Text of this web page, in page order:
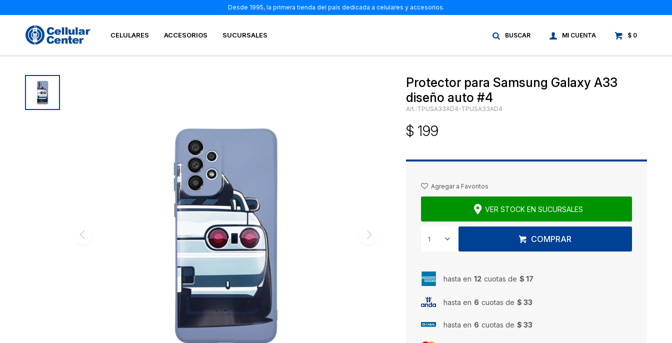
CELULARES ACCESORIOS SUCURSALES $ 0
Desde 1995, la primera tienda del país dedicada a celulares y accesorios.
Protector para Samsung Galaxy A33
diseño auto #4
TPUSA33AD4-TPUSA33AD4
$ 199
VER STOCK EN SUCURSALES
1 COMPRAR
hasta en 12 cuotas de $ 17
hasta en 6 cuotas de $ 33
hasta en 6 cuotas de $ 33